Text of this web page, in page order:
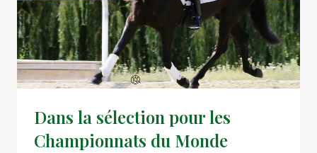
Dans la sélection pour les
Championnats du Monde